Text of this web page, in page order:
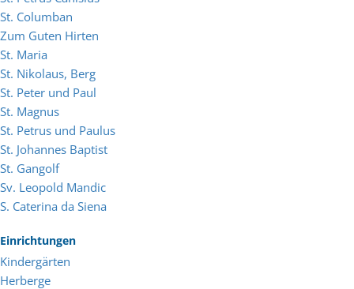
St. Columban
Zum Guten Hirten
St. Maria
St. Nikolaus, Berg
St. Peter und Paul
St. Magnus
St. Petrus und Paulus
St. Johannes Baptist
St. Gangolf
Sv. Leopold Mandic
S. Caterina da Siena
Einrichtungen
Kindergärten
Herberge